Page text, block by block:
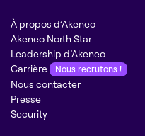
À propos d’Akeneo
Akeneo North Star
Leadership d’Akeneo
Carrière
Nous recrutons !
Nous contacter
Presse
Security